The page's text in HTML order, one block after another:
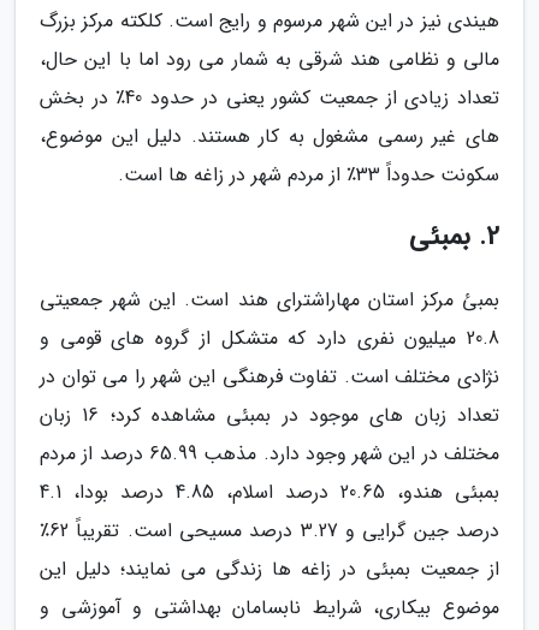
هیندی نیز در این شهر مرسوم و رایج است. کلکته مرکز بزرگ
مالی و نظامی هند شرقی به شمار می رود اما با این حال،
تعداد زیادی از جمعیت کشور یعنی در حدود 40٪ در بخش
های غیر رسمی مشغول به کار هستند. دلیل این موضوع،
سکونت حدوداً 33٪ از مردم شهر در زاغه ها است.
2. بمبئی
بمبئ مرکز استان مهاراشترای هند است. این شهر جمعیتی
20.8 میلیون نفری دارد که متشکل از گروه های قومی و
نژادی مختلف است. تفاوت فرهنگی این شهر را می توان در
تعداد زبان های موجود در بمبئی مشاهده کرد؛ 16 زبان
مختلف در این شهر وجود دارد. مذهب 65.99 درصد از مردم
بمبئی هندو، 20.65 درصد اسلام، 4.85 درصد بودا، 4.1
درصد جین گرایی و 3.27 درصد مسیحی است. تقریباً 62٪
از جمعیت بمبئی در زاغه ها زندگی می نمایند؛ دلیل این
موضوع بیکاری، شرایط نابسامان بهداشتی و آموزشی و